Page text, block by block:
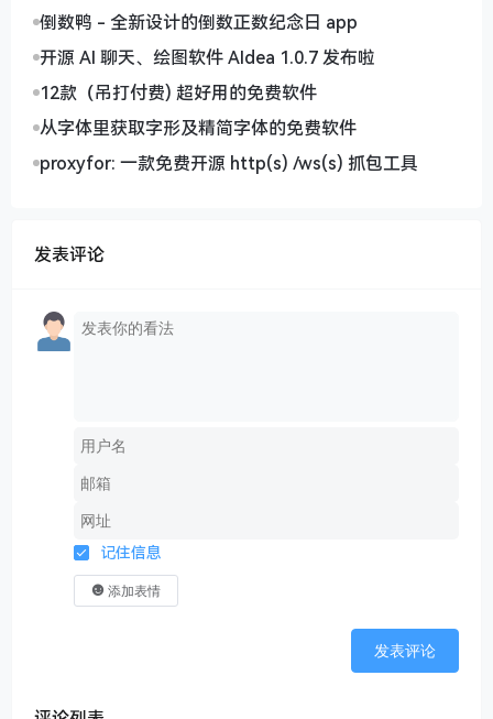
倒数鸭 - 全新设计的倒数正数纪念日 app
开源 AI 聊天、绘图软件 AIdea 1.0.7 发布啦
12款（吊打付费) 超好用的免费软件
从字体里获取字形及精简字体的免费软件
proxyfor: 一款免费开源 http(s) /ws(s) 抓包工具
发表评论
记住信息
添加表情
发表评论